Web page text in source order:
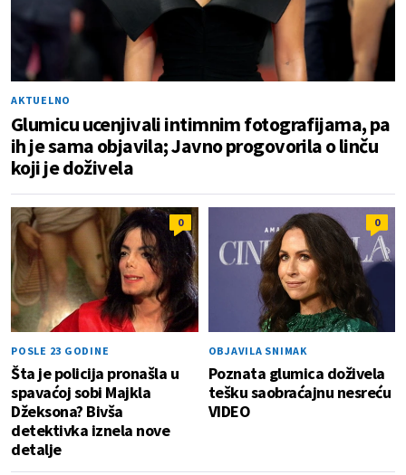
AKTUELNO
Glumicu ucenjivali intimnim fotografijama, pa
ih je sama objavila; Javno progovorila o linču
koji je doživela
0
POSLE 23 GODINE
Šta je policija pronašla u
spavaćoj sobi Majkla
Džeksona? Bivša
detektivka iznela nove
detalje
0
OBJAVILA SNIMAK
Poznata glumica doživela
tešku saobraćajnu nesreću
VIDEO